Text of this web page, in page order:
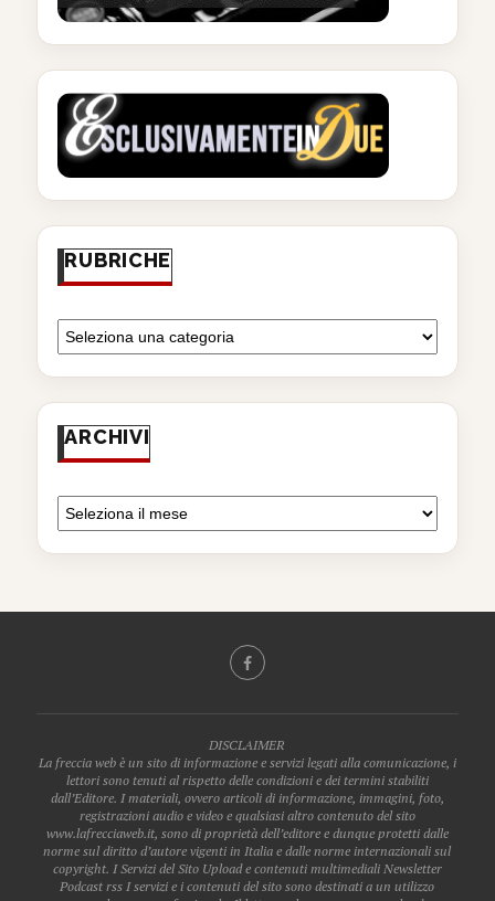
RUBRICHE
ARCHIVI
DISCLAIMER
La freccia web è un sito di informazione e servizi legati alla comunicazione, i
lettori sono tenuti al rispetto delle condizioni e dei termini stabiliti
dall’Editore. I materiali, ovvero articoli di informazione, immagini, foto,
registrazioni audio e video e qualsiasi altro contenuto del sito
www.lafrecciaweb.it, sono di proprietà dell’editore e dunque protetti dalle
norme sul diritto d’autore vigenti in Italia e dalle norme internazionali sul
copyright. I Servizi del Sito Upload e contenuti multimediali Newsletter
Podcast rss I servizi e i contenuti del sito sono destinati a un utilizzo